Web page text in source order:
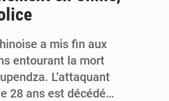
a mis fin aux
entourant la mort
L’attaquant
28 ans est décédé…